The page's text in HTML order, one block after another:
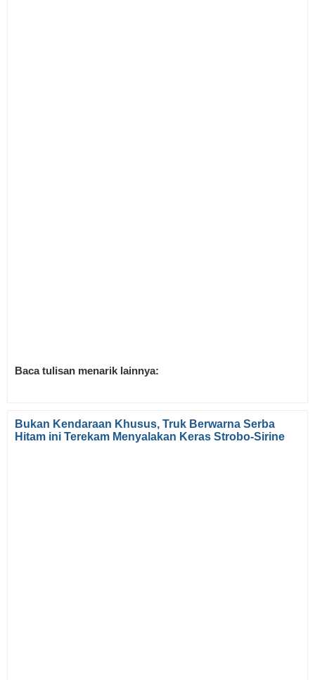
Baca tulisan menarik lainnya:
Bukan Kendaraan Khusus, Truk Berwarna Serba
Hitam ini Terekam Menyalakan Keras Strobo-Sirine